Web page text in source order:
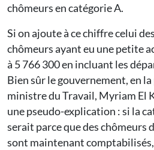
chômeurs en catégorie A.
Si on ajoute à ce chiffre celui
chômeurs ayant eu une petite
à 5 766 300 en incluant les
Bien sûr le gouvernement, en
ministre du Travail, Myriam El
une pseudo-explication : si la
serait parce que des chômeurs
sont maintenant comptabilisés,